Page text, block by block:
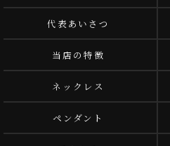
代表あいさつ
当店の特徴
ネックレス
ペンダント